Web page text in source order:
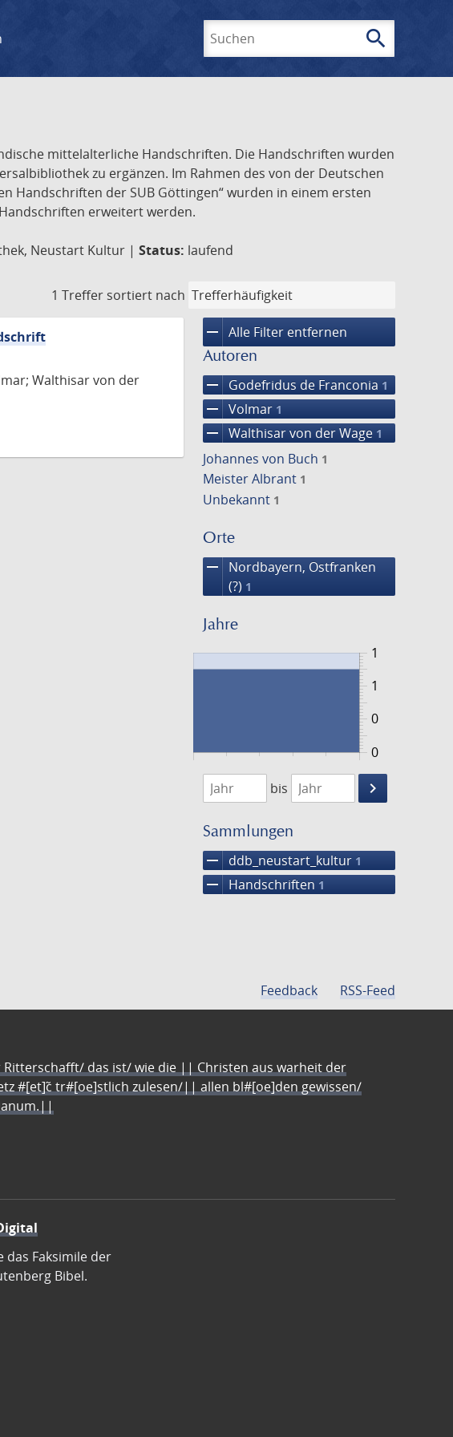
search
mittelalterliche Handschriften. Die Handschriften wurden
zu ergänzen. Im Rahmen des von der Deutschen
Handschriften der SUB Göttingen“ wurden in einem ersten
erweitert werden.
Neustart Kultur | Status: laufend
1 Treffer sortiert nach
remove Alle Filter entfernen
Autoren
remove Godefridus de Franconia 1
remove Volmar 1
remove Walthisar von der Wage 1
Johannes von Buch 1
Meister Albrant 1
Unbekannt 1
Orte
remove
Nordbayern, Ostfranken
(?) 1
Jahre
0
1
0
1
1474
1475
bis
keyboard_arrow_right
Suche
Sammlungen
remove ddb_neustart_kultur 1
remove Handschriften 1
Walthisar von der
Feedback RSS-Feed
das ist/ wie die || Christen aus warheit der
#[et]c̃ tr#[oe]stlich zulesen/|| allen bl#[oe]den gewissen/
das Faksimile der
Bibel.